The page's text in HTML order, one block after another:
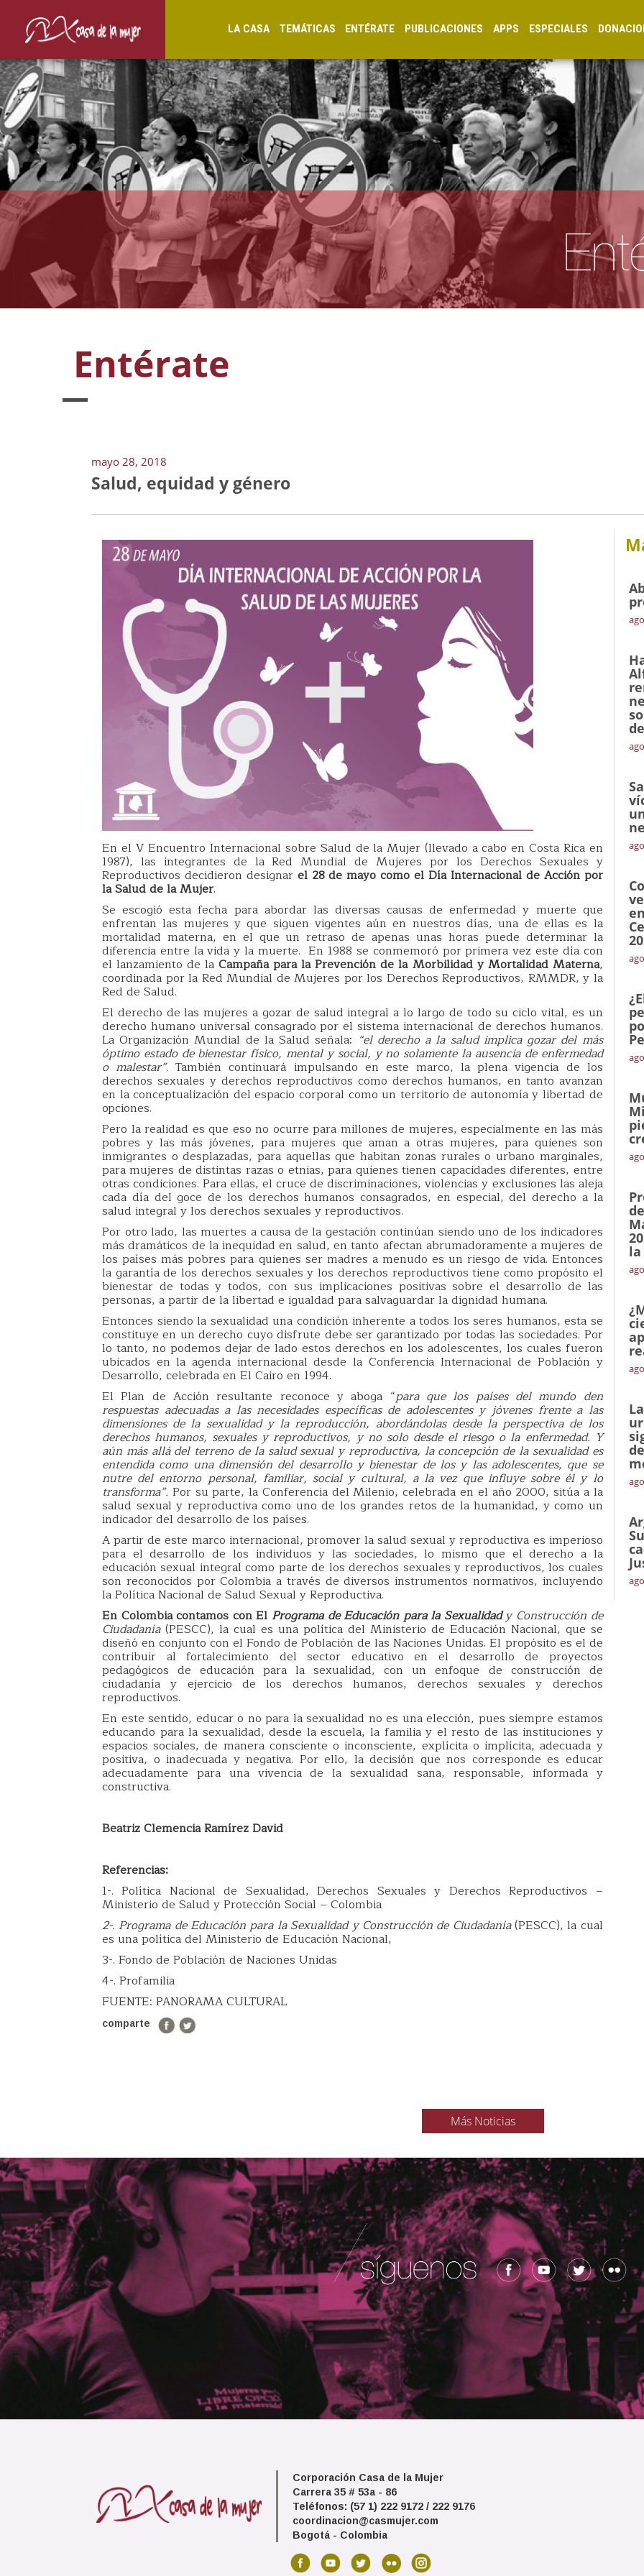
LA CASA TEMÁTICAS ENTÉRATE PUBLICACIONES APPS ESPECIALES
Entérate
mayo 28, 2018
Salud, equidad y género
En el V Encuentro Internacional sobre Salud de la Mujer (llevado a cabo en Costa Rica en
1987), las integrantes de la Red Mundial de Mujeres por los Derechos Sexuales y
Reproductivos decidieron designar el 28 de mayo como el Día Internacional de Acción por
la Salud de la Mujer.
Se escogió esta fecha para abordar las diversas causas de enfermedad y muerte que
enfrentan las mujeres y que siguen vigentes aún en nuestros días, una de ellas es la
mortalidad materna, en el que un retraso de apenas unas horas puede determinar la
diferencia entre la vida y la muerte. En 1988 se conmemoró por primera vez este día con
el lanzamiento de laCampaña para la Prevención de la Morbilidad y Mortalidad Materna,
coordinada por la Red Mundial de Mujeres por los Derechos Reproductivos, RMMDR, y la
Red de Salud.
El derecho de las mujeres a gozar de salud integral a lo largo de todo su ciclo vital, es un
derecho humano universal consagrado por el sistema internacional de derechos humanos.
La Organización Mundial de la Salud señala: “el derecho a la salud implica gozar del más
óptimo estado de bienestar físico, mental y social, y no solamente la ausencia de enfermedad
o malestar”. También continuará impulsando en este marco, la plena vigencia de los
derechos sexuales y derechos reproductivos como derechos humanos, en tanto avanzan
en la conceptualización del espacio corporal como un territorio de autonomía y libertad de
opciones.
Pero la realidad es que eso no ocurre para millones de mujeres, especialmente en las más
pobres y las más jóvenes, para mujeres que aman a otras mujeres, para quienes son
inmigrantes o desplazadas, para aquellas que habitan zonas rurales o urbano marginales,
para mujeres de distintas razas o etnias, para quienes tienen capacidades diferentes, entre
otras condiciones. Para ellas, el cruce de discriminaciones, violencias y exclusiones las aleja
cada día del goce de los derechos humanos consagrados, en especial, del derecho a la
salud integral y los derechos sexuales y reproductivos.
Por otro lado, las muertes a causa de la gestación continúan siendo uno de los indicadores
más dramáticos de la inequidad en salud, en tanto afectan abrumadoramente a mujeres de
los países más pobres para quienes ser madres a menudo es un riesgo de vida. Entonces
la garantía de los derechos sexuales y los derechos reproductivos tiene como propósito el
bienestar de todas y todos, con sus implicaciones positivas sobre el desarrollo de las
personas, a partir de la libertad e igualdad para salvaguardar la dignidad humana.
Entonces siendo la sexualidad una condición inherente a todos los seres humanos, esta se
constituye en un derecho cuyo disfrute debe ser garantizado por todas las sociedades. Por
lo tanto, no podemos dejar de lado estos derechos en los adolescentes, los cuales fueron
ubicados en la agenda internacional desde la Conferencia Internacional de Población y
Desarrollo, celebrada en El Cairo en 1994.
El Plan de Acción resultante reconoce y aboga “para que los países del mundo den
respuestas adecuadas a las necesidades específicas de adolescentes y jóvenes frente a las
dimensiones de la sexualidad y la reproducción, abordándolas desde la perspectiva de los
derechos humanos, sexuales y reproductivos, y no solo desde el riesgo o la enfermedad. Y
aún más allá del terreno de la salud sexual y reproductiva, la concepción de la sexualidad es
entendida como una dimensión del desarrollo y bienestar de los y las adolescentes, que se
nutre del entorno personal, familiar, social y cultural, a la vez que influye sobre él y lo
transforma”. Por su parte, la Conferencia del Milenio, celebrada en el año 2000, sitúa a la
salud sexual y reproductiva como uno de los grandes retos de la humanidad, y como un
indicador del desarrollo de los países.
A partir de este marco internacional, promover la salud sexual y reproductiva es imperioso
para el desarrollo de los individuos y las sociedades, lo mismo que el derecho a la
educación sexual integral como parte de los derechos sexuales y reproductivos, los cuales
son reconocidos por Colombia a través de diversos instrumentos normativos, incluyendo
la Política Nacional de Salud Sexual y Reproductiva.
En Colombia contamos con El Programa de Educación para la Sexualidady Construcción de
Ciudadanía(PESCC), la cual es una política del Ministerio de Educación Nacional, que se
diseñó en conjunto con el Fondo de Población de las Naciones Unidas. El propósito es el de
contribuir al fortalecimiento del sector educativo en el desarrollo de proyectos
pedagógicos de educación para la sexualidad, con un enfoque de construcción de
ciudadanía y ejercicio de los derechos humanos, derechos sexuales y derechos
reproductivos.
En este sentido, educar o no para la sexualidad no es una elección, pues siempre estamos
educando para la sexualidad, desde la escuela, la familia y el resto de las instituciones y
espacios sociales, de manera consciente o inconsciente, explícita o implícita, adecuada y
positiva, o inadecuada y negativa. Por ello, la decisión que nos corresponde es educar
adecuadamente para una vivencia de la sexualidad sana, responsable, informada y
constructiva.
Beatriz Clemencia Ramírez David
Referencias:
1-. Política Nacional de Sexualidad, Derechos Sexuales y Derechos Reproductivos –
Ministerio de Salud y Protección Social – Colombia
2-. Programa de Educación para la Sexualidad y Construcción de Ciudadanía(PESCC), la cual
es una política del Ministerio de Educación Nacional,
3-. Fondo de Población de Naciones Unidas
4-. Profamilia
FUENTE: PANORAMA CULTURAL
comparte
la
Más Noticias
Corporación Casa de la Mujer
Carrera 35 # 53a - 86
Teléfonos: (57 1) 222 9172 / 222 9176
coordinacion@casmujer.com
Bogotá - Colombia